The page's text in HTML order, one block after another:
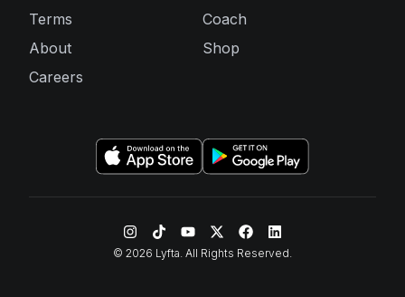
Terms
About
Careers
Coach
Shop
© 2026 Lyfta. All Rights Reserved.